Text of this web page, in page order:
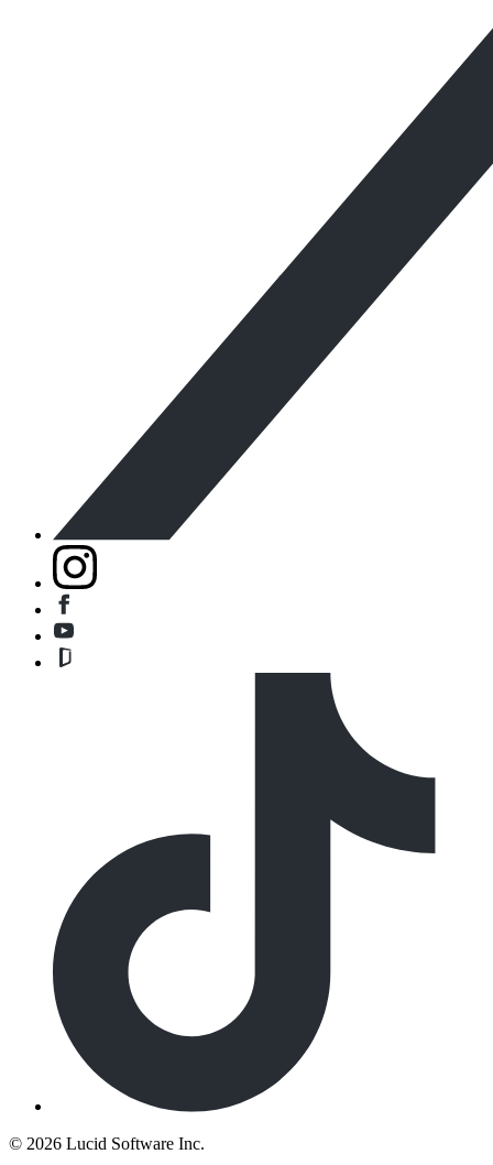
© 2026 Lucid Software Inc.